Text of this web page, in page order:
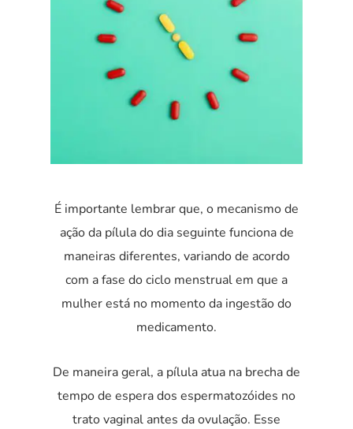
É importante lembrar que, o mecanismo de
ação da pílula do dia seguinte funciona de
maneiras diferentes, variando de acordo
com a fase do ciclo menstrual em que a
mulher está no momento da ingestão do
medicamento.
De maneira geral, a pílula atua na brecha de
tempo de espera dos espermatozóides no
trato vaginal antes da ovulação. Esse